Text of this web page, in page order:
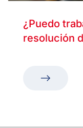
¿Puedo
resolución